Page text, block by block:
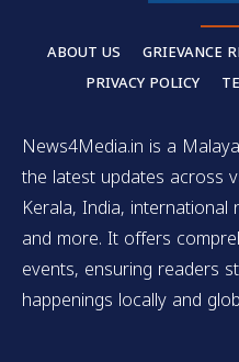
ABOUT US GRIEVANCE
PRIVACY POLICY
News4Media.in is a
the latest updates across
Kerala, India, international
and more. It offers
events, ensuring readers
happenings locally and